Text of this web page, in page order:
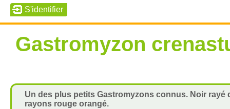
Gastromyzon
Un des plus petits Gastromyzons connus. Noir rayé
rayons rouge orangé.